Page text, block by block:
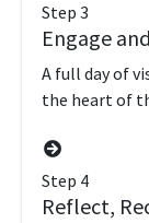
Step 3
Engage
A full day of
the heart of
Step 4
Reflect,